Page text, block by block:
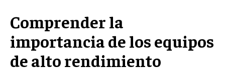
AGENCIAS DE POSICIONAMIENTO WEB SEO
VENTA DE ENLACES
MARKETING DIGITAL
Comprender la
importancia de los equipos
de alto rendimiento